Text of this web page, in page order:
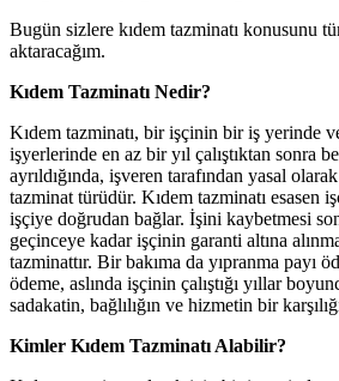
Bugün sizlere kıdem tazminatı konusunu
aktaracağım.
Kıdem Tazminatı Nedir?
Kıdem tazminatı, bir işçinin bir iş yerinde
işyerlerinde en az bir yıl çalıştıktan sonra
ayrıldığında, işveren tarafından yasal
tazminat türüdür. Kıdem tazminatı esasen
işçiye doğrudan bağlar. İşini kaybetmesi
geçinceye kadar işçinin garanti altına
tazminattır. Bir bakıma da yıpranma payı
ödeme, aslında işçinin çalıştığı yıllar
sadakatin, bağlılığın ve hizmetin bir
Kimler Kıdem Tazminatı Alabilir?